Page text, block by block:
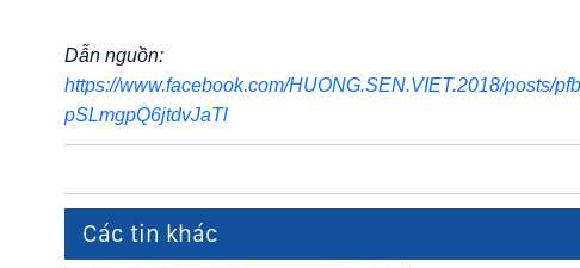
Dẫn nguồn:
https://www.facebook.com/HUONG.SEN.VIET.2018/posts/
pSLmgpQ6jtdvJaTl
Các tin khác